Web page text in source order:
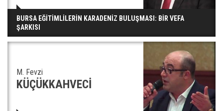
BURSA EĞİTİMLİLERİN KARADENİZ BULUŞMASI: BİR VEFA
ŞARKISI
M. Fevzi
KÜÇÜKKAHVECİ